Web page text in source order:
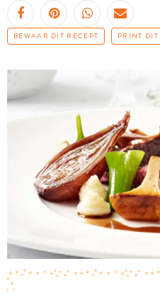
BEWAAR DIT RECEPT PRINT DIT